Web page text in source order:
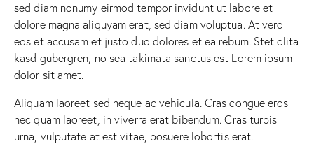
sed diam nonumy eirmod tempor invidunt ut labore et
dolore magna aliquyam erat, sed diam voluptua. At vero
eos et accusam et justo duo dolores et ea rebum. Stet clita
kasd gubergren, no sea takimata sanctus est Lorem ipsum
dolor sit amet.
Aliquam laoreet sed neque ac vehicula. Cras congue eros
nec quam laoreet, in viverra erat bibendum. Cras turpis
urna, vulputate at est vitae, posuere lobortis erat.